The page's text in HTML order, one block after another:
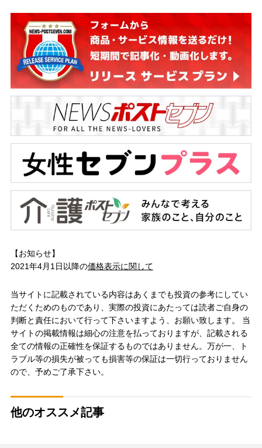
【お知らせ】
2021年4月1日以降の価格表示に関して
当サイトに記載されている内容はあくまでも投資の参考にしてい
ただくためのものであり、実際の投資にあたっては読者ご自身の
判断と責任において行って下さいますよう、お願い致します。 当
サイトの掲載情報は細心の注意を払っておりますが、記載される
全ての情報の正確性を保証するものではありません。万が一、ト
ラブル等の損失が被っても損害等の保証は一切行っておりません
ので、予めご了承下さい。
他のオススメ記事